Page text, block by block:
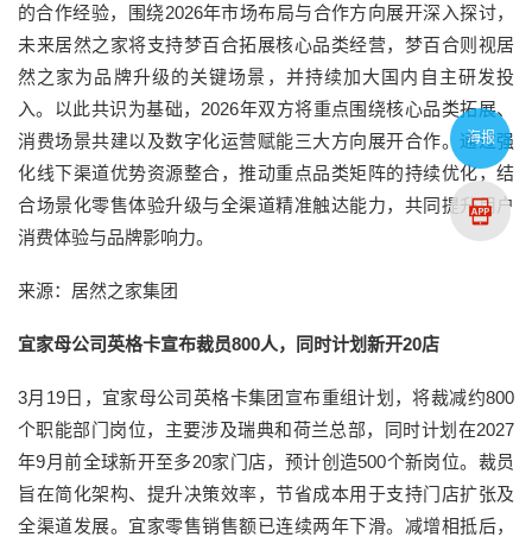
的合作经验，围绕2026年市场布局与合作方向展开深入探讨，
未来居然之家将支持梦百合拓展核心品类经营，梦百合则视居
然之家为品牌升级的关键场景，并持续加大国内自主研发投
入。以此共识为基础，2026年双方将重点围绕核心品类拓展、
消费场景共建以及数字化运营赋能三大方向展开合作。通过强
化线下渠道优势资源整合，推动重点品类矩阵的持续优化，结
合场景化零售体验升级与全渠道精准触达能力，共同提升用户
消费体验与品牌影响力。
来源：居然之家集团
宜家母公司英格卡宣布裁员800人，同时计划新开20店
3月19日，宜家母公司英格卡集团宣布重组计划，将裁减约800
个职能部门岗位，主要涉及瑞典和荷兰总部，同时计划在2027
年9月前全球新开至多20家门店，预计创造500个新岗位。裁员
旨在简化架构、提升决策效率，节省成本用于支持门店扩张及
全渠道发展。宜家零售销售额已连续两年下滑。减增相抵后，
海报